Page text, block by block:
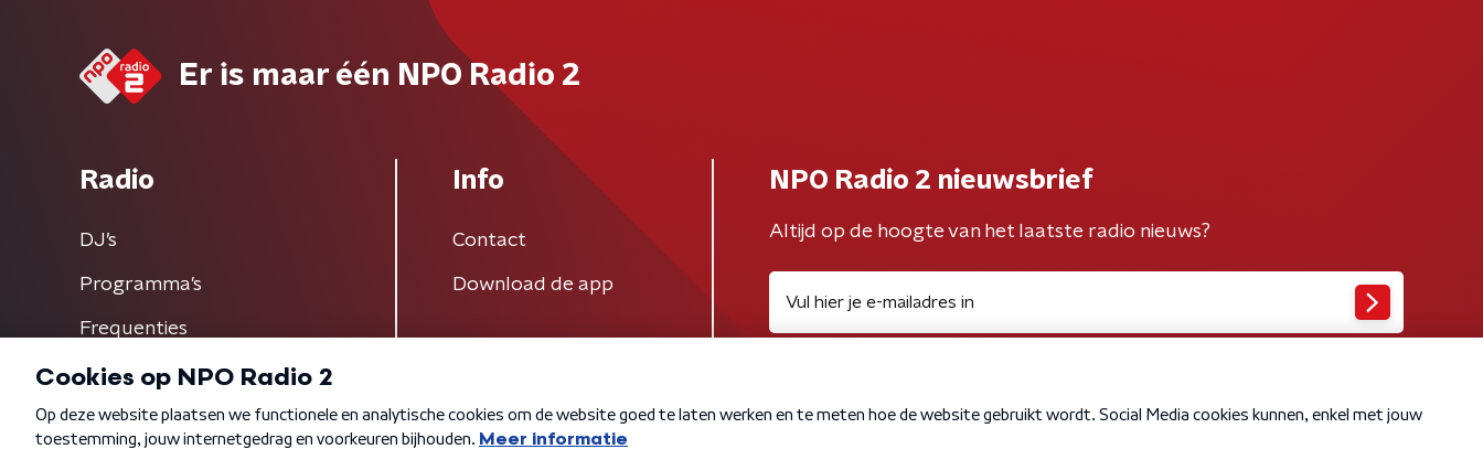
Er is maar één NPO Radio 2
Radio
DJ’s
Programma's
Frequenties
Info
Contact
Download de app
NPO Radio 2 nieuwsbrief
Altijd op de hoogte van het laatste radio nieuws?